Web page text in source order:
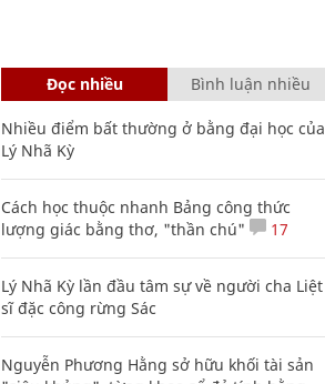
Đọc nhiều Bình luận nhiều
Nhiều điểm bất thường ở bằng đại học của
Lý Nhã Kỳ
Cách học thuộc nhanh Bảng công thức
lượng giác bằng thơ, "thần chú"
17
Lý Nhã Kỳ lần đầu tâm sự về người cha Liệt
sĩ đặc công rừng Sác
Nguyễn Phương Hằng sở hữu khối tài sản